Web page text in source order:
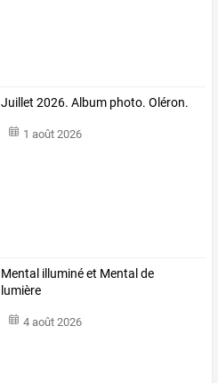
Juillet 2026. Album photo. Oléron.
1 août 2026
Mental illuminé et Mental de
lumière
4 août 2026